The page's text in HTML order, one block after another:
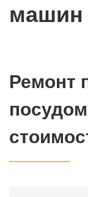
машин
Ремонт